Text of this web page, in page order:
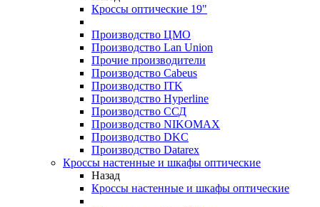
Кроссы оптические 19"
Производство ЦМО
Производство Lan Union
Прочие производители
Производство Cabeus
Производство ITK
Производство Hyperline
Производство ССД
Производство NIKOMAX
Производство DKC
Производство Datarex
Кроссы настенные и шкафы оптические
Назад
Кроссы настенные и шкафы оптические